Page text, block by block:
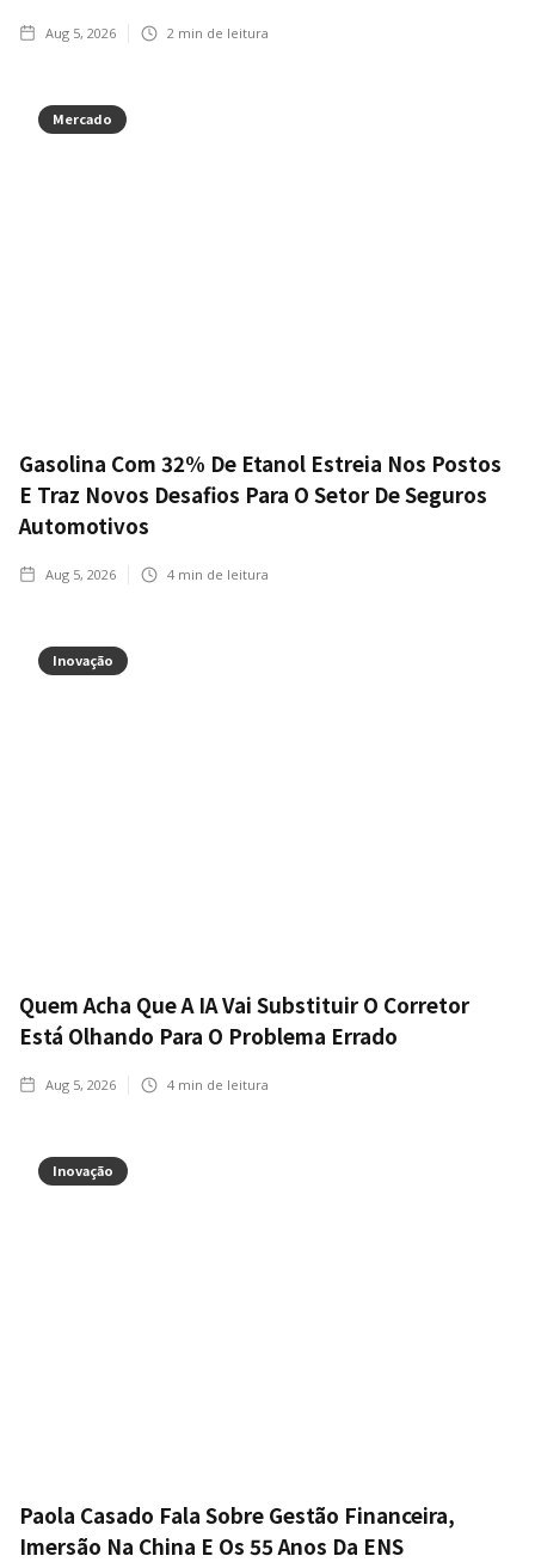
Aug 5, 2026 2 min de leitura
Mercado
Gasolina Com 32% De Etanol Estreia Nos Postos
E Traz Novos Desafios Para O Setor De Seguros
Automotivos
Aug 5, 2026 4 min de leitura
Inovação
Quem Acha Que A IA Vai Substituir O Corretor
Está Olhando Para O Problema Errado
Aug 5, 2026 4 min de leitura
Inovação
Paola Casado Fala Sobre Gestão Financeira,
Imersão Na China E Os 55 Anos Da ENS